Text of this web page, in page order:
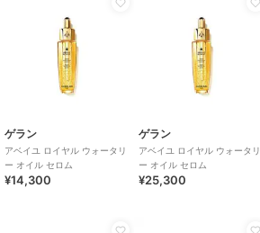
ゲラン
アベイユ ロイヤル ウォータリ
ー オイル セロム
¥14,300
ゲラン
アベイユ ロイヤル ウォータリ
ー オイル セロム
¥25,300